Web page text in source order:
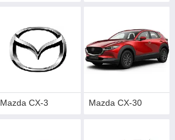
Mazda CX-3 Mazda CX-30